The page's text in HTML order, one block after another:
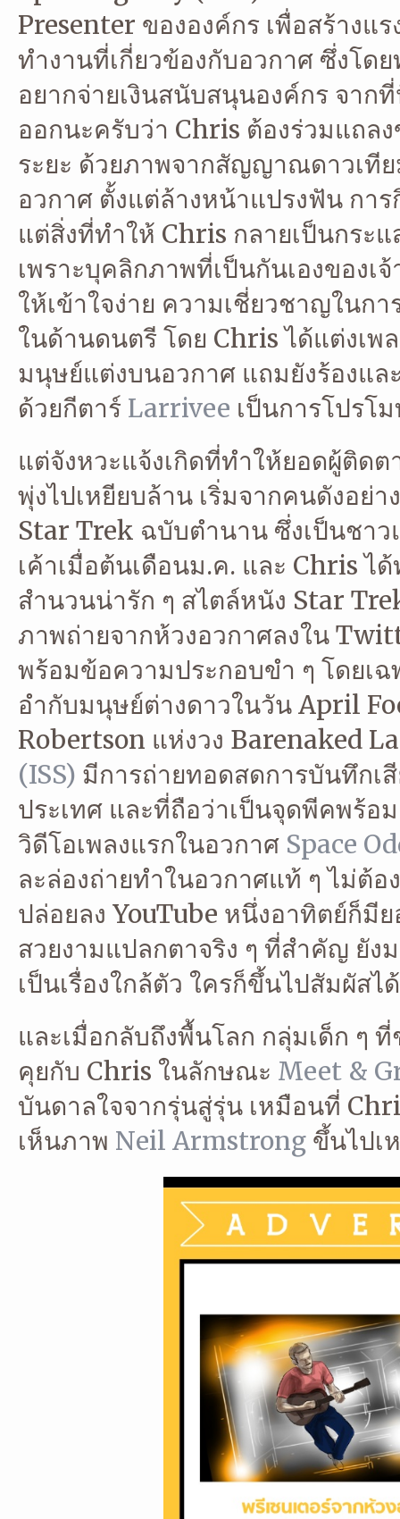
Presenter ขององค์กร เพื่อสร้างแ
ทำงานที่เกี่ยวข้องกับอวกาศ ซึ่งโด
อยากจ่ายเงินสนับสนุนองค์กร จา
ออกนะครับว่า Chris ต้องร่วมแถล
ระยะ ด้วยภาพจากสัญญาณดาวเที
อวกาศ ตั้งแต่ล้างหน้าแปรงฟัน กา
แต่สิ่งที่ทำให้ Chris กลายเป็นกระ
เพราะบุคลิกภาพที่เป็นกันเองของเ
ให้เข้าใจง่าย ความเชี่ยวชาญในก
ในด้านดนตรี โดย Chris ได้แต่งเพ
มนุษย์แต่งบนอวกาศ แถมยังร้องแล
ด้วยกีตาร์ Larrivee เป็นการโปรโ
แต่จังหวะแจ้งเกิดที่ทำให้ยอดผู้ติด
พุ่งไปเหยียบล้าน เริ่มจากคนดังอย่า
Star Trek ฉบับตำนาน ซึ่งเป็นชา
เค้าเมื่อต้นเดือนม.ค. และ Chris
สำนวนน่ารัก ๆ สไตล์หนัง Star
ภาพถ่ายจากห้วงอวกาศลงใน
พร้อมข้อความประกอบขำ ๆ โดยเ
อำกับมนุษย์ต่างดาวในวัน April
Robertson แห่งวง Barenaked
(ISS) มีการถ่ายทอดสดการบันทึกเ
ประเทศ และที่ถือว่าเป็นจุดพีคพร้อ
วิดีโอเพลงแรกในอวกาศ Space
ละล่องถ่ายทำในอวกาศแท้ ๆ ไม่ต้
ปล่อยลง YouTube หนึ่งอาทิตย์ก็มีย
สวยงามแปลกตาจริง ๆ ที่สำคัญ ยัง
เป็นเรื่องใกล้ตัว ใครก็ขึ้นไปสัมผัสได้
และเมื่อกลับถึงพื้นโลก กลุ่มเด็ก ๆ
คุยกับ Chris ในลักษณะ Meet &
บันดาลใจจากรุ่นสู่รุ่น เหมือนที่
เห็นภาพ Neil Armstrong ขึ้นไปเ